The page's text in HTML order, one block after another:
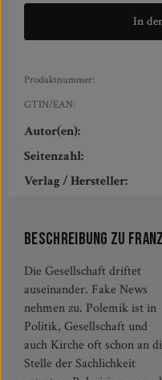
In
Produktnummer:
GTIN/EAN:
Autor(en):
Seitenzahl:
Verlag / Hersteller:
Beschreibung zu
Die Gesellschaft driftet
auseinander. Fake News
nehmen zu. Polemik ist in
Politik, Gesellschaft und
auch Kirche oft schon an
Stelle der Sachlichkeit
Polarisierung und Spaltung
Phänomene nur unserer Zeit
- oder nicht doch virulent
seit Menschengedenken? Der
Umgang des hl. Franz
Assisi mit diesen